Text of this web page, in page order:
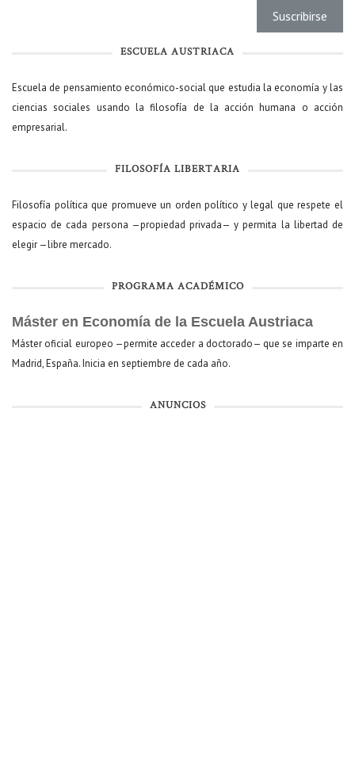
ESCUELA AUSTRIACA
Escuela de pensamiento económico-social que estudia la economía y las
ciencias sociales usando la filosofía de la acción humana o acción
empresarial.
FILOSOFÍA LIBERTARIA
Filosofía política que promueve un orden político y legal que respete el
espacio de cada persona —propiedad privada— y permita la libertad de
elegir —libre mercado.
PROGRAMA ACADÉMICO
Máster en Economía de la Escuela Austriaca
Máster oficial europeo —permite acceder a doctorado— que se imparte en
Madrid, España. Inicia en septiembre de cada año.
ANUNCIOS